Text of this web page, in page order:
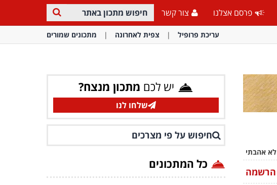
פרסם אצלנו צור קשר
עריכת פרופיל צפית לאחרונה מתכונים שמורים
לא אהבתי
הרשמה
יש לכם מתכון מנצח?
שלחו לנו
חיפוש על פי מצרכים
כל המתכונים